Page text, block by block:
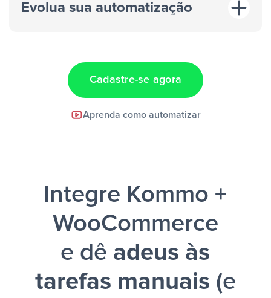
“A cada resposta em um anúncio”
Evolua sua automatização
Cadastre-se agora
Aprenda como automatizar
Integre Kommo +
WooCommerce
e dê adeus às
tarefas manuais (e